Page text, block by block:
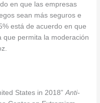
en que las empresas
sean más seguros e
está de acuerdo en que
que permita la moderación
States in 2018”Anti-